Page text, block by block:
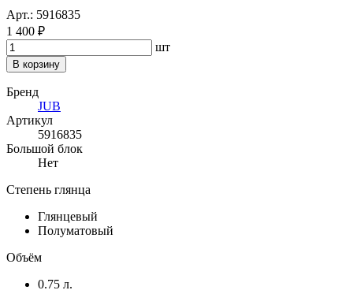
Арт.: 5916835
1 400 ₽
шт
В корзину
Бренд
JUB
Артикул
5916835
Большой блок
Нет
Степень глянца
Глянцевый
Полуматовый
Объём
0.75 л.